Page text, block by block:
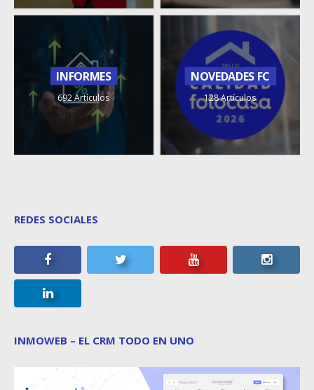
INFORMES
692 Artículos
NOVEDADES FC
128 Artículos
REDES SOCIALES
INMOWEB – EL CRM TODO EN UNO